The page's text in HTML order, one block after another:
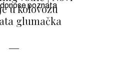
u kolovozu
glumačka